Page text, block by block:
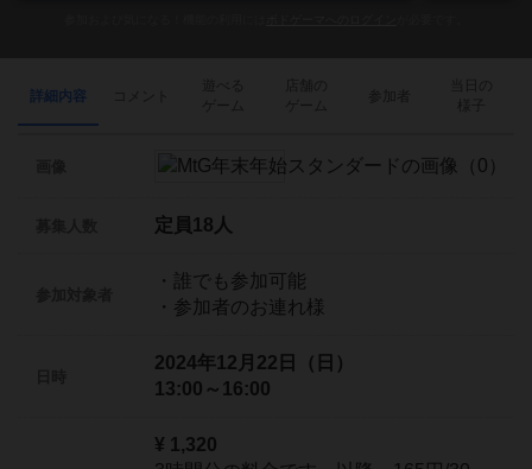
詳細内容
定員18人
・誰でも参加可能
・参加者のお連れ様
2024年12月22日（日）
13:00～16:00
¥ 1,320